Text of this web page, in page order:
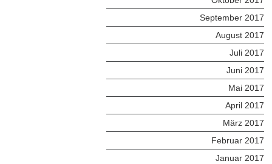
September 2017
August 2017
Juli 2017
Juni 2017
Mai 2017
April 2017
März 2017
Februar 2017
Januar 2017